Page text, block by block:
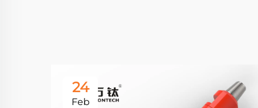
24
Feb